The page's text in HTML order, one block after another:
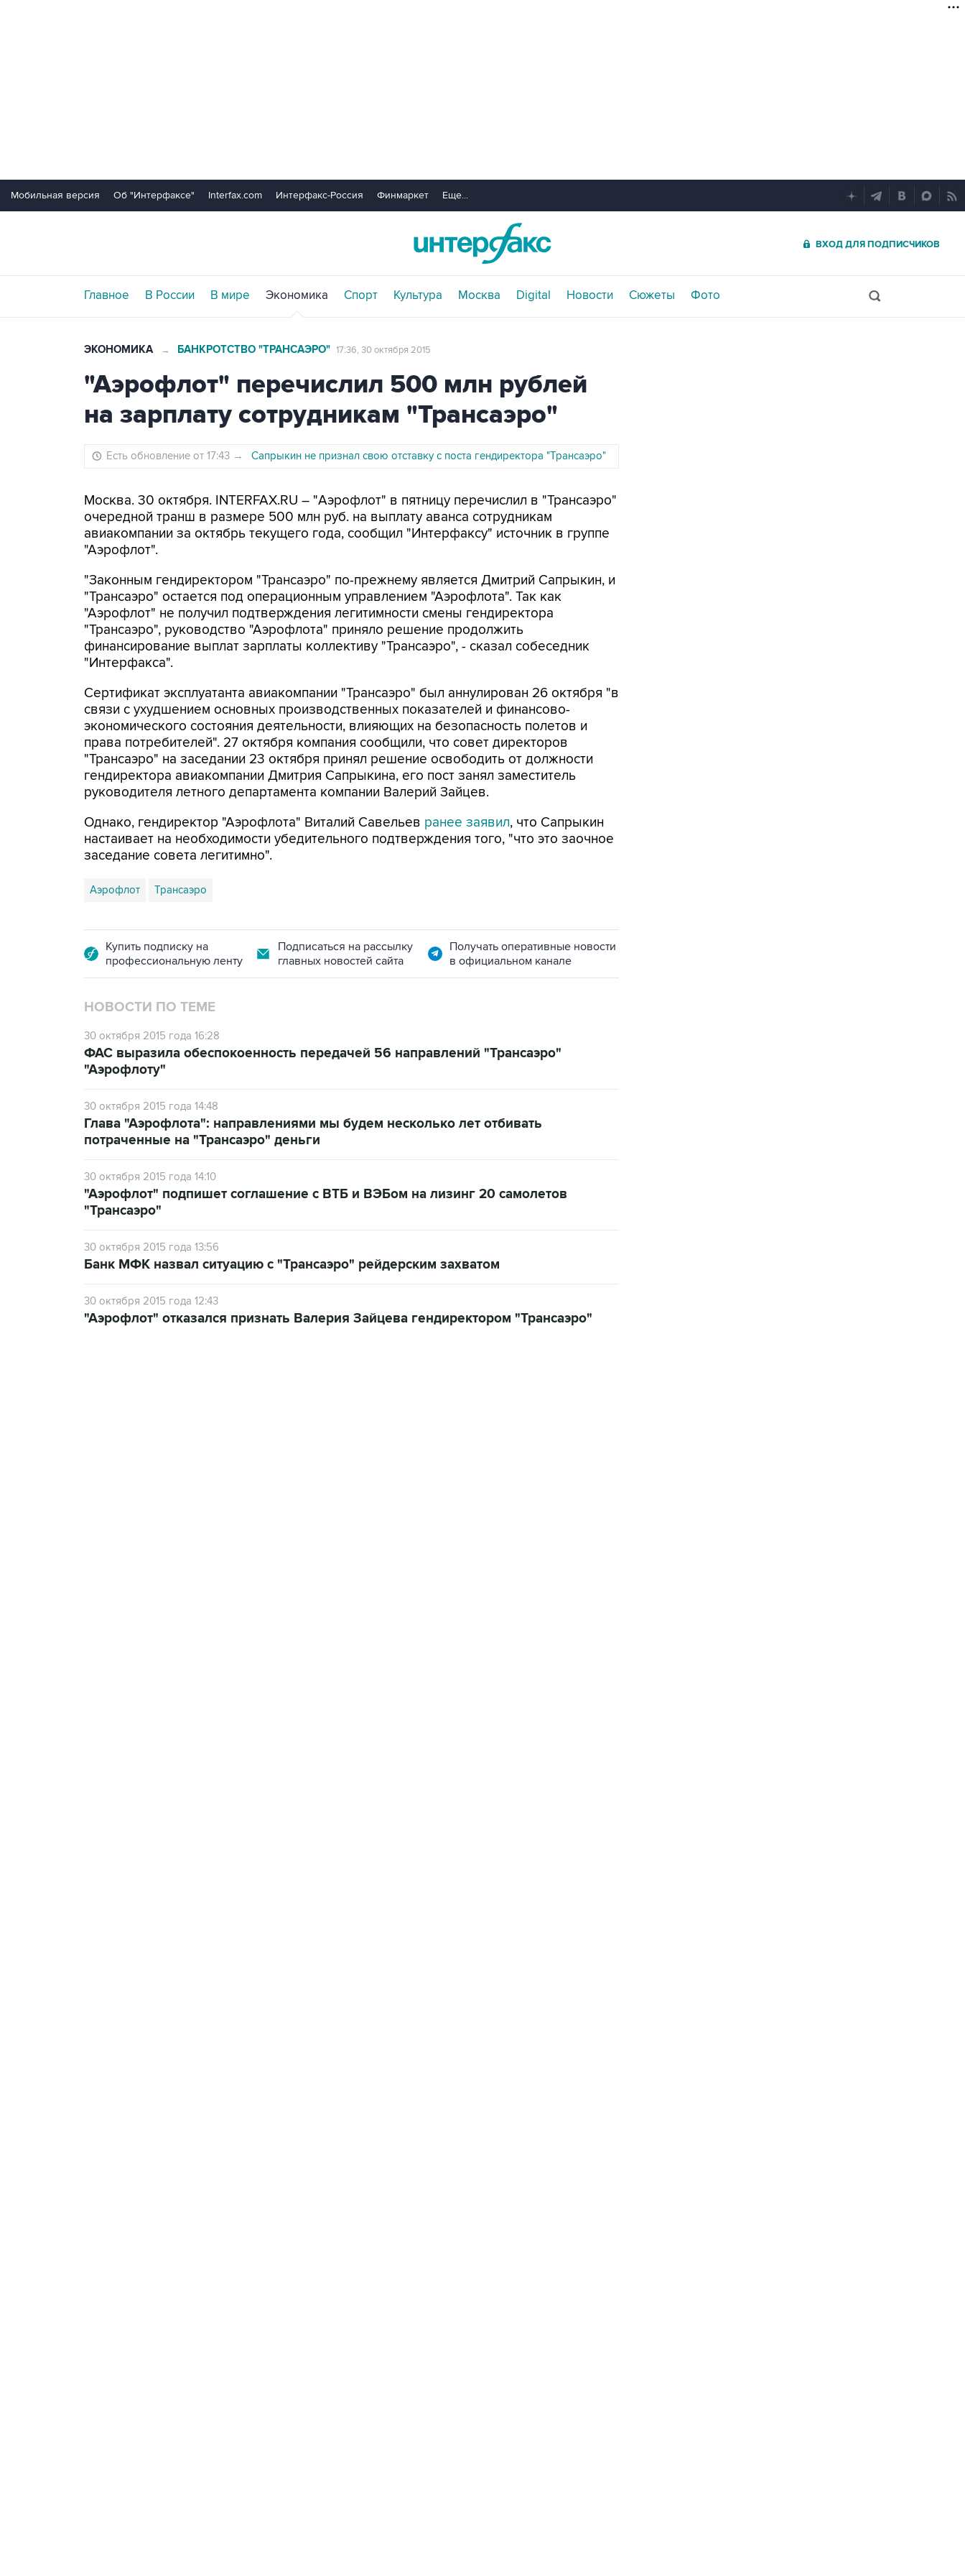
Мобильная версия Об "Интерфаксе" Interfax.com Интерфакс-Россия Финмаркет Еще...
ВХОД ДЛЯ ПОДПИСЧИКОВ
Главное В России В мире Экономика Спорт Культура Москва Digital Новости Сюжеты Фото
ЭКОНОМИКА → БАНКРОТСТВО "ТРАНСАЭРО" 17:36, 30 октября 2015
"Аэрофлот" перечислил 500 млн рублей
на зарплату сотрудникам "Трансаэро"
Есть обновление от 17:43 → Сапрыкин не признал свою отставку с поста гендиректора "Трансаэро"
Москва. 30 октября. INTERFAX.RU – "Аэрофлот" в пятницу перечислил в "Трансаэро"
очередной транш в размере 500 млн руб. на выплату аванса сотрудникам
авиакомпании за октябрь текущего года, сообщил "Интерфаксу" источник в группе
"Аэрофлот".
"Законным гендиректором "Трансаэро" по-прежнему является Дмитрий Сапрыкин, и
"Трансаэро" остается под операционным управлением "Аэрофлота". Так как
"Аэрофлот" не получил подтверждения легитимности смены гендиректора
"Трансаэро", руководство "Аэрофлота" приняло решение продолжить
финансирование выплат зарплаты коллективу "Трансаэро", - сказал собеседник
"Интерфакса".
Сертификат эксплуатанта авиакомпании "Трансаэро" был аннулирован 26 октября "в
связи с ухудшением основных производственных показателей и финансово-
экономического состояния деятельности, влияющих на безопасность полетов и
права потребителей". 27 октября компания сообщили, что совет директоров
"Трансаэро" на заседании 23 октября принял решение освободить от должности
гендиректора авиакомпании Дмитрия Сапрыкина, его пост занял заместитель
руководителя летного департамента компании Валерий Зайцев.
Однако, гендиректор "Аэрофлота" Виталий Савельев ранее заявил, что Сапрыкин
настаивает на необходимости убедительного подтверждения того, "что это заочное
заседание совета легитимно".
Аэрофлот Трансаэро
Купить подписку на
профессиональную ленту
Подписаться на рассылку
главных новостей сайта
Получать оперативные новости
в официальном канале
НОВОСТИ ПО ТЕМЕ
30 октября 2015 года 16:28
ФАС выразила обеспокоенность передачей 56 направлений "Трансаэро"
"Аэрофлоту"
30 октября 2015 года 14:48
Глава "Аэрофлота": направлениями мы будем несколько лет отбивать
потраченные на "Трансаэро" деньги
30 октября 2015 года 14:10
"Аэрофлот" подпишет соглашение с ВТБ и ВЭБом на лизинг 20 самолетов
"Трансаэро"
30 октября 2015 года 13:56
Банк МФК назвал ситуацию с "Трансаэро" рейдерским захватом
30 октября 2015 года 12:43
"Аэрофлот" отказался признать Валерия Зайцева гендиректором "Трансаэро"